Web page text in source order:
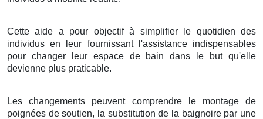
Cette aide a pour objectif à simplifier le quotidien des
individus en leur fournissant l'assistance indispensables
pour changer leur espace de bain dans le but qu'elle
devienne plus praticable.
Les changements peuvent comprendre le montage de
poignées de soutien, la substitution de la baignoire par une